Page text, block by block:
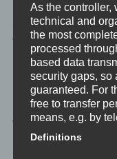
Nicht spüren?
hier im Blog.
von Teilen
Kinder haben jetzt im
Wertesysteme
Personen die sie zu
As the controller,
technical and
the most
processed
based data
security gaps, so
guaranteed. For
free to transfer
means, e.g. by
Definitions